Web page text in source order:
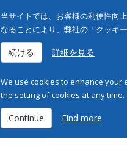
当サイトでは、お客様の利便性向
なることにより、弊社の「クッキ
続ける 詳細を見る
We use cookies to enhance your
the setting of cookies at any time.
Continue Find more